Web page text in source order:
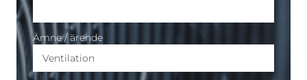
Ämne / ärende